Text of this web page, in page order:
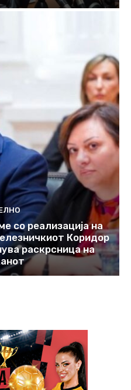
со реализација на
Коридор
раскрсница на